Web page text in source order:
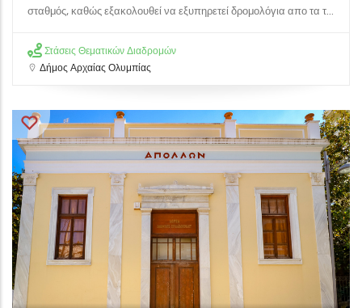
σταθμός, καθώς εξακολουθεί να εξυπηρετεί δρομολόγια απο τα τ...
Στάσεις Θεματικών Διαδρομών
Δήμος Αρχαίας Ολυμπίας